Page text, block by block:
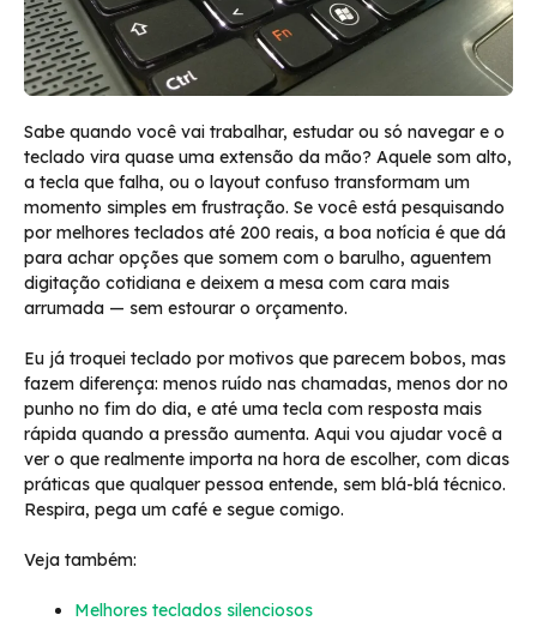
Sabe quando você vai trabalhar, estudar ou só navegar e o
teclado vira quase uma extensão da mão? Aquele som alto,
a tecla que falha, ou o layout confuso transformam um
momento simples em frustração. Se você está pesquisando
por melhores teclados até 200 reais, a boa notícia é que dá
para achar opções que somem com o barulho, aguentem
digitação cotidiana e deixem a mesa com cara mais
arrumada — sem estourar o orçamento.
Eu já troquei teclado por motivos que parecem bobos, mas
fazem diferença: menos ruído nas chamadas, menos dor no
punho no fim do dia, e até uma tecla com resposta mais
rápida quando a pressão aumenta. Aqui vou ajudar você a
ver o que realmente importa na hora de escolher, com dicas
práticas que qualquer pessoa entende, sem blá-blá técnico.
Respira, pega um café e segue comigo.
Veja também:
Melhores teclados silenciosos